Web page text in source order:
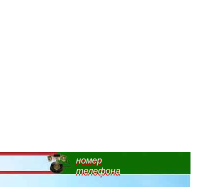
номер
телефона